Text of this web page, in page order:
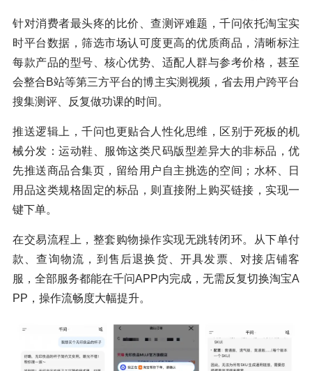
针对消费者最头疼的比价、查测评难题，千问依托淘宝实
时平台数据，筛选市场认可度更高的优质商品，清晰标注
每款产品的型号、核心优势、适配人群与参考价格，甚至
会整合B站等第三方平台的博主实测视频，省去用户跨平台
搜集测评、反复做功课的时间。
推送逻辑上，千问也更贴合人性化思维，区别于死板的机
械分发：运动鞋、服饰这类尺码版型差异大的非标品，优
先推送商品合集页，留给用户自主挑选的空间；水杯、日
用品这类规格固定的标品，则直接附上购买链接，实现一
键下单。
在交易流程上，整套购物操作实现无跳转闭环。从下单付
款、查询物流，到售后退换货、开具发票、对接店铺客
服，全部服务都能在千问APP内完成，无需反复切换淘宝A
PP，操作流畅度大幅提升。